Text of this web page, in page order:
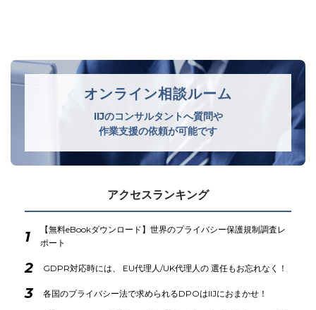
オンライン相談ルーム
IIJのコンサルタントへ質問や
作業支援の依頼が可能です
アクセスランキング
1
【無料eBookダウンロード】世界のプライバシー保護規制調査レ
ポート
2 GDPR対応時には、 EU代理人/UK代理人の 選任もお忘れなく！
3 各国のプライバシー法で求められるDPOはIIJにおまかせ！